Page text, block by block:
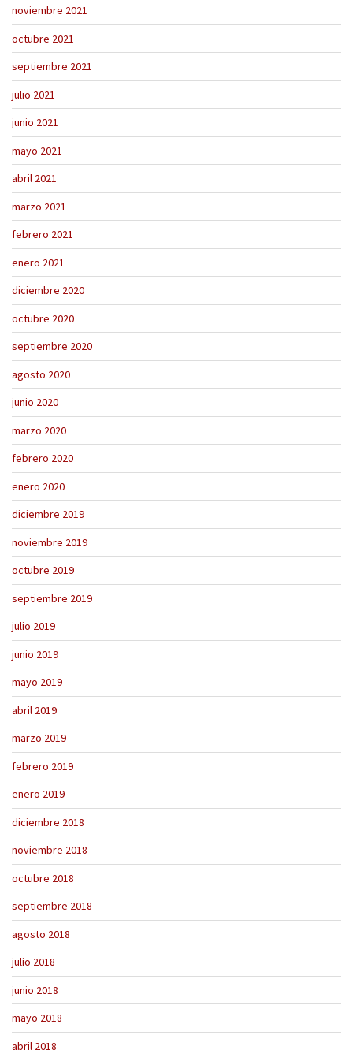
noviembre 2021
octubre 2021
septiembre 2021
julio 2021
junio 2021
mayo 2021
abril 2021
marzo 2021
febrero 2021
enero 2021
diciembre 2020
octubre 2020
septiembre 2020
agosto 2020
junio 2020
marzo 2020
febrero 2020
enero 2020
diciembre 2019
noviembre 2019
octubre 2019
septiembre 2019
julio 2019
junio 2019
mayo 2019
abril 2019
marzo 2019
febrero 2019
enero 2019
diciembre 2018
noviembre 2018
octubre 2018
septiembre 2018
agosto 2018
julio 2018
junio 2018
mayo 2018
abril 2018